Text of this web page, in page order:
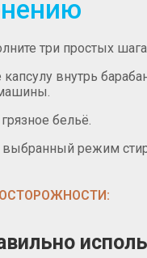
три простых
внутрь
бельё.
выбранный режим